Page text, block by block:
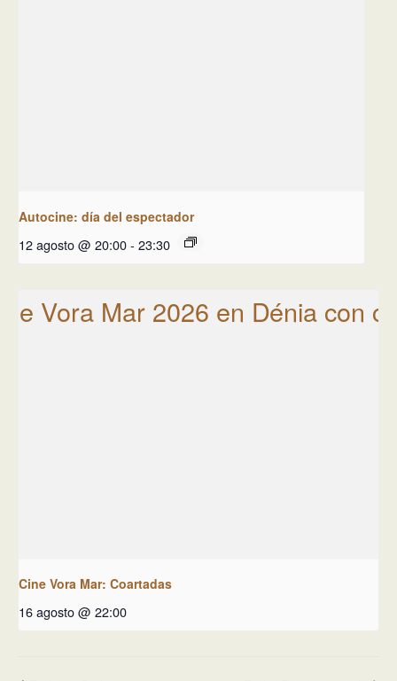
Autocine: día del espectador
12 agosto @ 20:00- 23:30
Cine Vora Mar: Coartadas
16 agosto @ 22:00